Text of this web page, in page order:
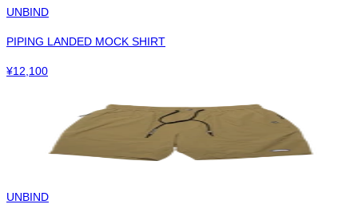
UNBIND
PIPING LANDED MOCK SHIRT
¥12,100
UNBIND